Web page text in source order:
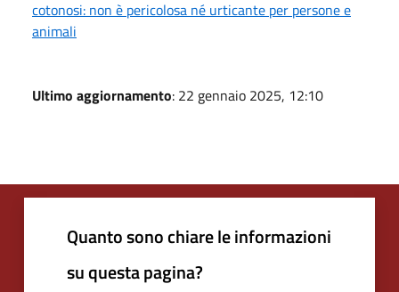
cotonosi: non è pericolosa né urticante per persone e
animali
Ultimo aggiornamento: 22 gennaio 2025, 12:10
Quanto sono chiare le informazioni
su questa pagina?